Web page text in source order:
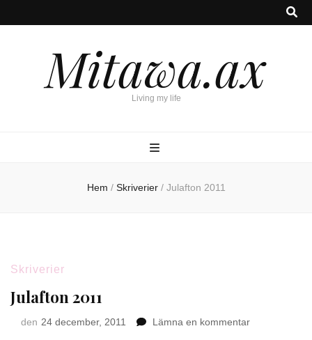
Mitawa.ax
Living my life
Hem / Skriverier / Julafton 2011
Skriverier
Julafton 2011
den 24 december, 2011 Lämna en kommentarpå